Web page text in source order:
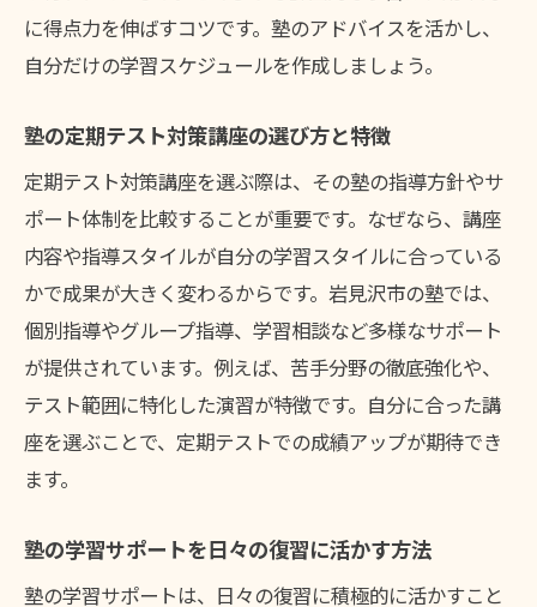
に得点力を伸ばすコツです。塾のアドバイスを活かし、
自分だけの学習スケジュールを作成しましょう。
塾の定期テスト対策講座の選び方と特徴
定期テスト対策講座を選ぶ際は、その塾の指導方針やサ
ポート体制を比較することが重要です。なぜなら、講座
内容や指導スタイルが自分の学習スタイルに合っている
かで成果が大きく変わるからです。岩見沢市の塾では、
個別指導やグループ指導、学習相談など多様なサポート
が提供されています。例えば、苦手分野の徹底強化や、
テスト範囲に特化した演習が特徴です。自分に合った講
座を選ぶことで、定期テストでの成績アップが期待でき
ます。
塾の学習サポートを日々の復習に活かす方法
塾の学習サポートは、日々の復習に積極的に活かすこと